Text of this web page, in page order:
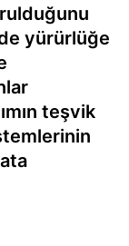
yürürlüğe
teşvik